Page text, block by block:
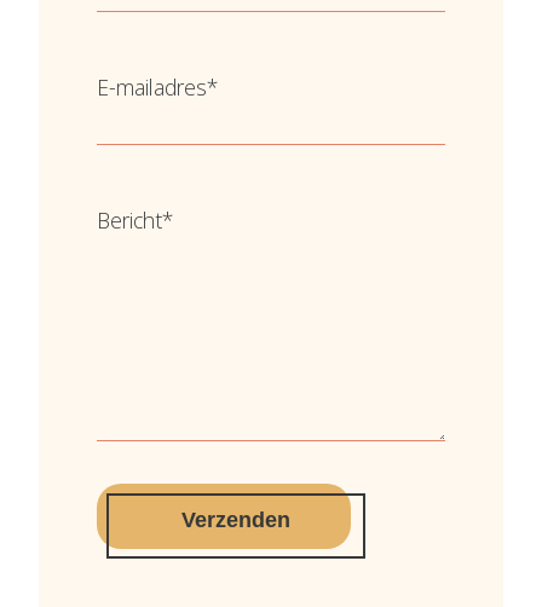
E-mailadres*
Bericht*
Verzenden